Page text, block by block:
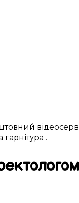
гарнітура .